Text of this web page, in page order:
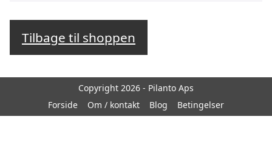
Tilbage til shoppen
Copyright 2026 - Pilanto Aps
Forside
Om / kontakt Blog Betingelser